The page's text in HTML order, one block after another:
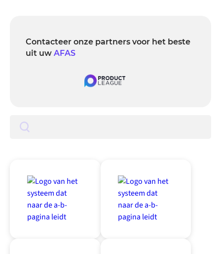
Contacteer onze partners voor het beste
uit uw AFAS